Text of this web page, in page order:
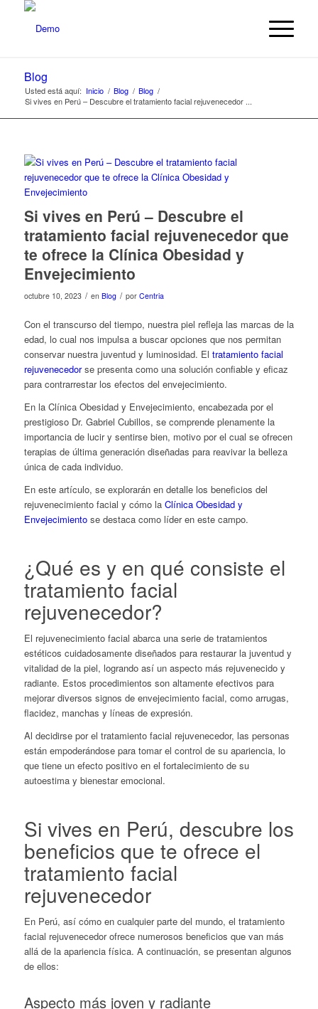
Blog
Usted está aquí: Inicio / Blog / Blog /
Si vives en Perú – Descubre el tratamiento facial rejuvenecedor ...
Si vives en Perú – Descubre el
tratamiento facial rejuvenecedor que
te ofrece la Clínica Obesidad y
Envejecimiento
octubre 10, 2023 / en Blog / por Centria
Con el transcurso del tiempo, nuestra piel refleja las marcas de la
edad, lo cual nos impulsa a buscar opciones que nos permitan
conservar nuestra juventud y luminosidad. El tratamiento facial
rejuvenecedorse presenta como una solución confiable y eficaz
para contrarrestar los efectos del envejecimiento.
En la Clínica Obesidad y Envejecimiento, encabezada por el
prestigioso Dr. Gabriel Cubillos, se comprende plenamente la
importancia de lucir y sentirse bien, motivo por el cual se ofrecen
terapias de última generación diseñadas para reavivar la belleza
única de cada individuo.
En este artículo, se explorarán en detalle los beneficios del
rejuvenecimiento facial y cómo la Clínica Obesidad y
Envejecimientose destaca como líder en este campo.
¿Qué es y en qué consiste el
tratamiento facial
rejuvenecedor?
El rejuvenecimiento facial abarca una serie de tratamientos
estéticos cuidadosamente diseñados para restaurar la juventud y
vitalidad de la piel, logrando así un aspecto más rejuvenecido y
radiante. Estos procedimientos son altamente efectivos para
mejorar diversos signos de envejecimiento facial, como arrugas,
flacidez, manchas y líneas de expresión.
Al decidirse por el tratamiento facial rejuvenecedor, las personas
están empoderándose para tomar el control de su apariencia, lo
que tiene un efecto positivo en el fortalecimiento de su
autoestima y bienestar emocional.
Si vives en Perú, descubre los
beneficios que te ofrece el
tratamiento facial
rejuvenecedor
En Perú, así cómo en cualquier parte del mundo, el tratamiento
facial rejuvenecedor ofrece numerosos beneficios que van más
allá de la apariencia física. A continuación, se presentan algunos
de ellos:
Aspecto más joven y radiante